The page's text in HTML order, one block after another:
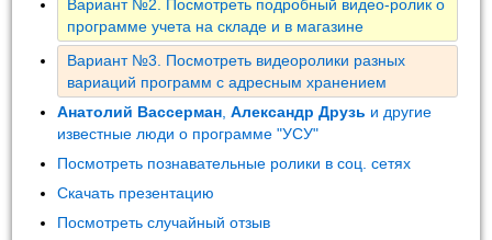
Вариант №2. Посмотреть подробный видео-ролик о
программе учета на складе и в магазине
Вариант №3. Посмотреть видеоролики разных
вариаций программ с адресным хранением
Анатолий Вассерман ,Александр Друзь и другие
известные люди о программе "УСУ"
Посмотреть познавательные ролики в соц. сетях
Скачать презентацию
Посмотреть случайный отзыв